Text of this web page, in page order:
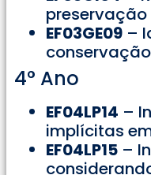
EF03GE09 –
4° Ano
EF04LP14 –
implícitas
EF04LP15 –